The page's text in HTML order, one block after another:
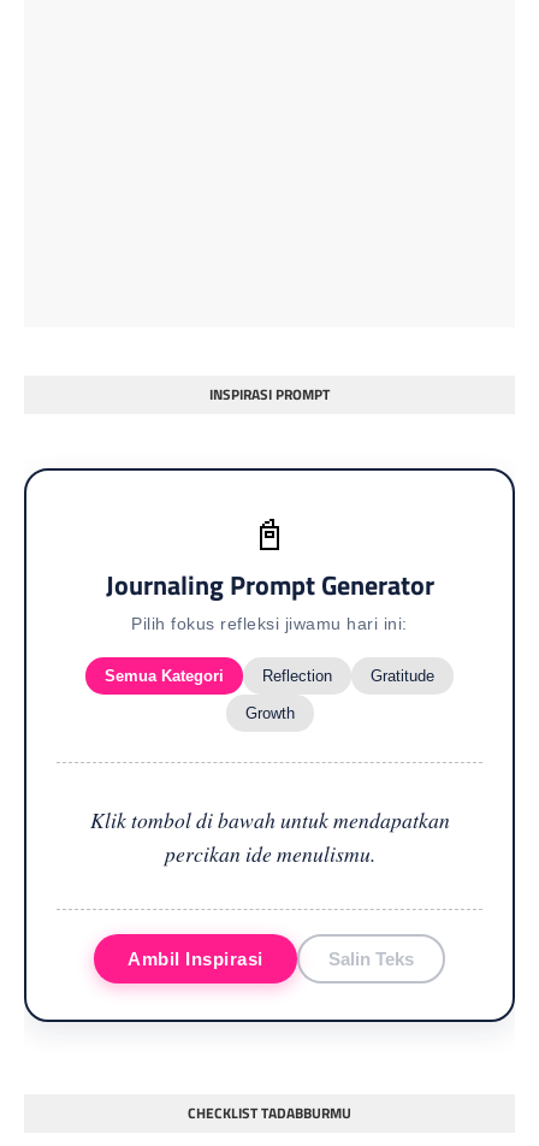
INSPIRASI PROMPT
📓
Journaling Prompt Generator
Pilih fokus refleksi jiwamu hari ini:
Semua Kategori Reflection Gratitude
Growth
Klik tombol di bawah untuk mendapatkan
percikan ide menulismu.
Ambil Inspirasi Salin Teks
CHECKLIST TADABBURMU